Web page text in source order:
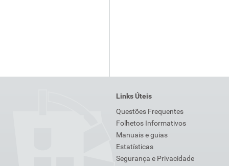
Links Úteis
Questões Frequentes
Folhetos Informativos
Manuais e guias
Estatísticas
Segurança e Privacidade